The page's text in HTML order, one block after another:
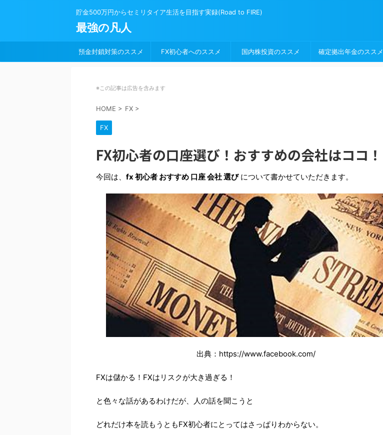
貯金500万円からセミリタイア生活を目指す実録(Road to FIRE)
最強の凡人
預金封鎖対策のススメ FX初心者へのススメ 国内株投資のススメ 確定拠出年金のススメ
※この記事は広告を含みます
HOME > FX >
FX
FX初心者の口座選び！おすすめの会社はココ！
今回は、 fx 初心者 おすすめ 口座 会社 選びについて書かせていただきます。
出典：https://www.facebook.com/
FXは儲かる！FXはリスクが大き過ぎる！
と色々な話があるわけだが、人の話を聞こうと
どれだけ本を読もうともFX初心者にとってはさっぱりわからない。